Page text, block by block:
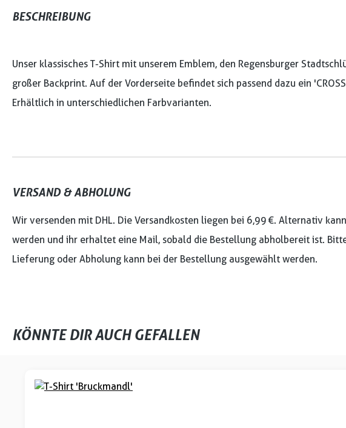
BESCHREIBUNG
Unser klassisches T-Shirt mit unserem Emblem, den Regensburger
großer Backprint. Auf der Vorderseite befindet sich passend dazu ein
Erhältlich in unterschiedlichen Farbvarianten.
VERSAND & ABHOLUNG
Wir versenden mit DHL. Die Versandkosten liegen bei 6,99 €. Alternativ
werden und ihr erhaltet eine Mail, sobald die Bestellung abholbereit ist.
Lieferung oder Abholung kann bei der Bestellung ausgewählt werden.
KÖNNTE DIR AUCH GEFALLEN